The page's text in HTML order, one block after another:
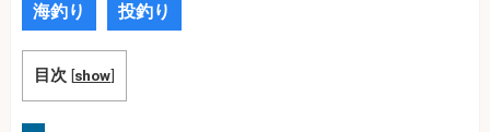
海釣り 投釣り
目次 [show]